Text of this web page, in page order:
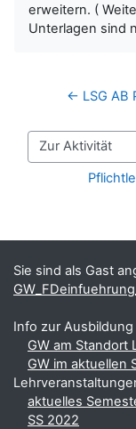
erweitern. (
Unterlagen sind
← LSG AB
Zur Aktivität
Sie sind als Gast
Info zur Ausbildung
GW am Standort
GW im aktuellen
aktuelles
SS 2022